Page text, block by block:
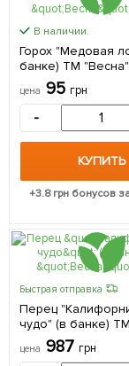
В наличии.
Горох "Медовая
банке) ТМ "Весна"
цена 95 грн
-
КУПИТЬ
+3.8грн бонусов
Быстрая отправка
Перец
чудо" (в банке)
цена 987 грн